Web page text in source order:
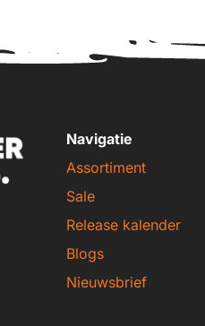
Navigatie
Assortiment
Sale
Release kalender
Blogs
Nieuwsbrief